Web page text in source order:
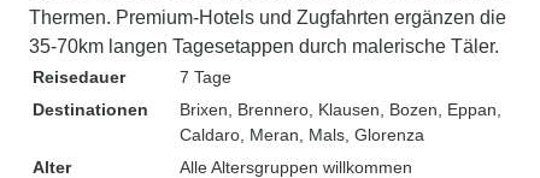
Thermen. Premium-Hotels und Zugfahrten ergänzen die
35-70km langen Tagesetappen durch malerische Täler.
Reisedauer
7 Tage
Destinationen
Brixen , Brennero , Klausen , Bozen , Eppan
Caldaro , Meran , Mals , Glorenza
Alter
Alle Altersgruppen willkommen